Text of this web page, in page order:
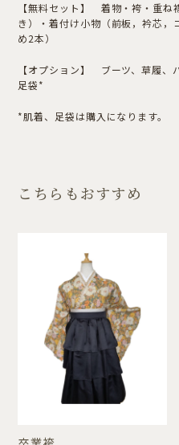
【無料セット】 着物・袴・重ね
き）・着付け小物（前板，衿芯，
め2本）
【オプション】 ブーツ、草履、
足袋*
*肌着、足袋は購入になります。
こちらもおすすめ